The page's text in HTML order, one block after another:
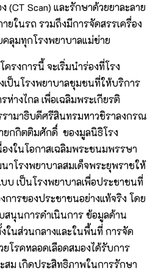
(CT Scan) และรักษาด้วยยาละลาย
ยในรถ รวมถึงมีการจัดสรรเครื่อง
คลุมทุกโรงพยาบาลแม่ข่าย
รงการนี้ จะเริ่มนำร่องที่โรง
เป็นโรงพยาบาลชุมชนที่ให้บริการ
างไกล เพื่อเฉลิมพระเกียรติ
ามาธิบดีศรีสินทรมหาวชิราลงกรณ
ยกกิตติมศักดิ์ ของมูลนิธิโรง
งในโอกาสเฉลิมพระชนมพรรษา
โรงพยาบาลสมเด็จพระยุพราชให้
บ เป็นโรงพยาบาลเพื่อประชาชนที่
ารของประชาชนอย่างแท้จริง โดย
นุนการดำเนินการ ข้อมูลด้าน
ในส่วนกลางและในพื้นที่ การจัด
โรคหลอดเลือดสมองได้รับการ
สม เกิดประสิทธิภาพในการรักษา